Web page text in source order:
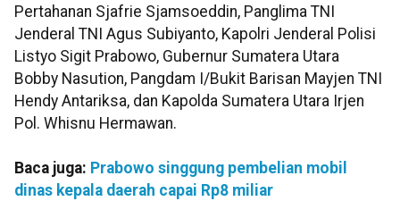
Pertahanan Sjafrie Sjamsoeddin, Panglima TNI
Jenderal TNI Agus Subiyanto, Kapolri Jenderal Polisi
Listyo Sigit Prabowo, Gubernur Sumatera Utara
Bobby Nasution, Pangdam I/Bukit Barisan Mayjen TNI
Hendy Antariksa, dan Kapolda Sumatera Utara Irjen
Pol. Whisnu Hermawan.
Baca juga: Prabowo singgung pembelian mobil
dinas kepala daerah capai Rp8 miliar